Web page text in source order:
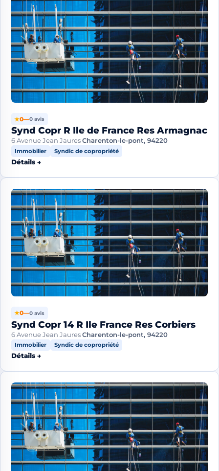
★0—0 avis
Synd Copr R Ile de France Res Armagnac
6 Avenue Jean Jaures Charenton-le-pont, 94220
Immobilier Syndic de copropriété
Détails →
★0—0 avis
Synd Copr 14 R Ile France Res Corbiers
6 Avenue Jean Jaures Charenton-le-pont, 94220
Immobilier Syndic de copropriété
Détails →